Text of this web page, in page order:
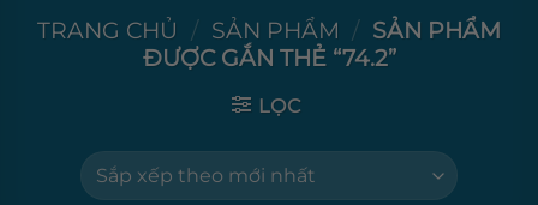
TRANG CHỦ / SẢN PHẨM / SẢN PHẨM
ĐƯỢC GẮN THẺ “74.2”
LỌC